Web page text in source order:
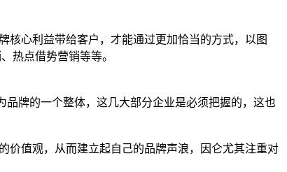
心利益带给客户，才能通过更加恰当的方式，以图
热点借势营销等等。
牌的一个整体，这几大部分企业是必须把握的，这也
值观，从而建立起自己的品牌声浪，因仑尤其注重对